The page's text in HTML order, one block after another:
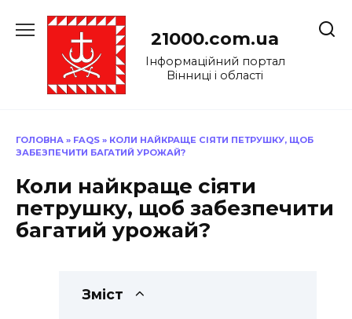
до
21000.com.ua
Інформаційний портал
Вінниці і області
ГОЛОВНА » FAQS » КОЛИ НАЙКРАЩЕ СІЯТИ ПЕТРУШКУ, ЩОБ
ЗАБЕЗПЕЧИТИ БАГАТИЙ УРОЖАЙ?
Коли найкраще сіяти
петрушку, щоб забезпечити
багатий урожай?
Зміст